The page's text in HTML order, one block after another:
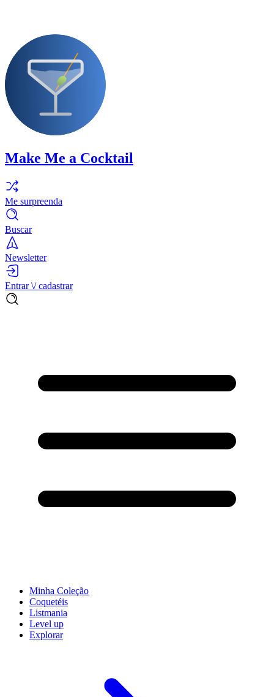
Make Me a Cocktail
Me surpreenda
Buscar
Newsletter
Entrar \/ cadastrar
Minha Coleção
Coquetéis
Listmania
Level up
Explorar